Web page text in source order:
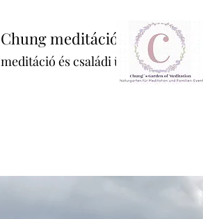
Chung meditációs kertje
meditáció és családi ünnepek